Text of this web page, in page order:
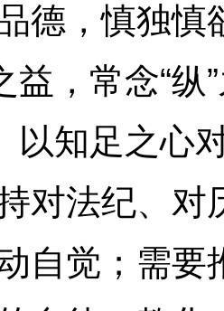
德，慎独
益，常念“
以知足之
对法纪、对
自觉；需